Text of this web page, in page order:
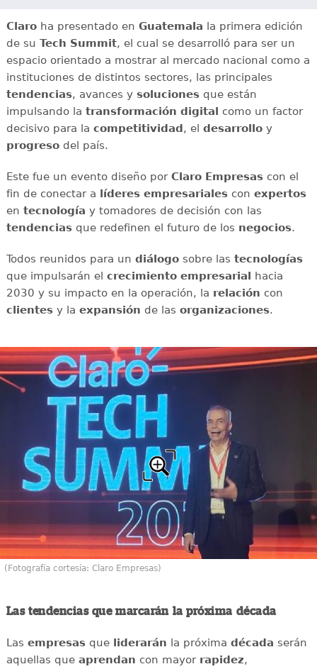
Claroha presentado en Guatemala la primera edición
de su Tech Summit, el cual se desarrolló para ser un
espacio orientado a mostrar al mercado nacional como a
instituciones de distintos sectores, las principales
tendencias, avances y solucionesque están
impulsando la transformación digital como un factor
decisivo para la competitividad, el desarrolloy
progresodel país.
Este fue un evento diseño por Claro Empresascon el
fin de conectar a líderes empresarialescon expertos
en tecnología y tomadores de decisión con las
tendenciasque redefinen el futuro de los negocios.
Todos reunidos para un diálogosobre las tecnologías
que impulsarán el crecimiento empresarial hacia
2030 y su impacto en la operación, la relación con
clientesy la expansión de las organizaciones.
(Fotografía cortesía: Claro Empresas)
Las tendencias que marcarán la próxima década
Las empresasqueliderarán la próxima década serán
aquellas queaprendan con mayor rapidez,